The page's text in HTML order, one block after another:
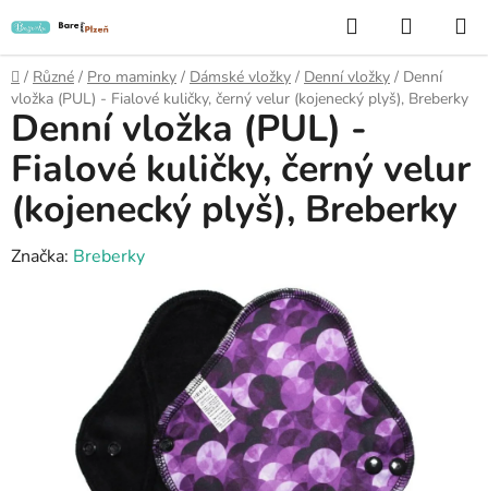
na
obsah
Hledat
KOŠÍK
Domů
/ Různé / Pro maminky / Dámské vložky / Denní vložky / Denní
vložka (PUL) - Fialové kuličky, černý velur (kojenecký plyš), Breberky
Denní vložka (PUL) -
Fialové kuličky, černý velur
(kojenecký plyš), Breberky
Značka: Breberky